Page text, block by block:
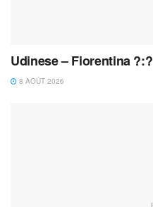
Udinese – Fiorentina ?:?
8 AOÛT 2026